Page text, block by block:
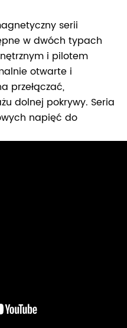
serii
w dwóch typach
i pilotem
otwarte i
przełączać,
dolnej pokrywy. Seria
napięć do